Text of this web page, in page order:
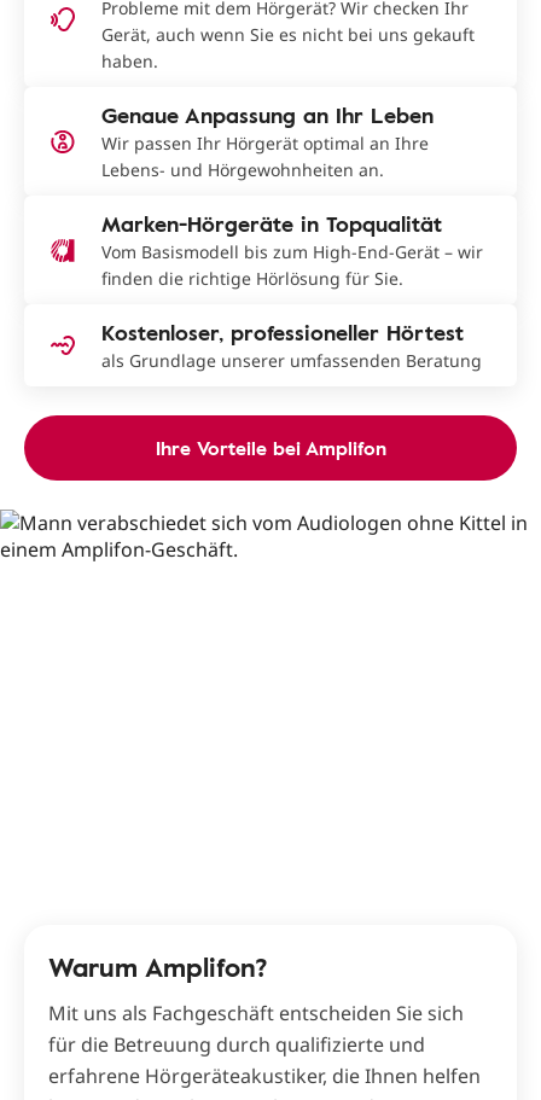
Probleme mit dem Hörgerät? Wir checken Ihr
Gerät, auch wenn Sie es nicht bei uns gekauft
haben.
Genaue Anpassung an Ihr Leben
Wir passen Ihr Hörgerät optimal an Ihre
Lebens- und Hörgewohnheiten an.
Marken-Hörgeräte in Topqualität
Vom Basismodell bis zum High-End-Gerät – wir
finden die richtige Hörlösung für Sie.
Kostenloser, professioneller Hörtest
als Grundlage unserer umfassenden Beratung
Ihre Vorteile bei Amplifon
Warum Amplifon?
Mit uns als Fachgeschäft entscheiden Sie sich
für die Betreuung durch qualifizierte und
erfahrene Hörgeräteakustiker, die Ihnen helfen